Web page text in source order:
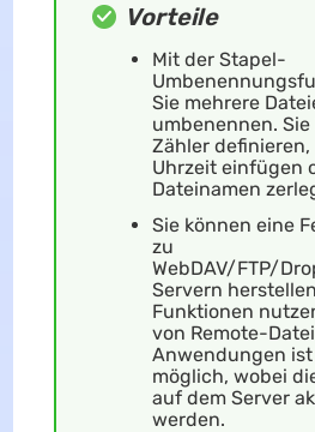
Vorteile
Mit der Stapel-
Sie mehrere
umbenennen.
Zähler
Uhrzeit einfügen
Dateinamen
Sie können eine
zu
WebDAV/FTP/
Servern
Funktionen
von Remote-
Anwendungen
möglich, wobei
auf dem Server
werden.